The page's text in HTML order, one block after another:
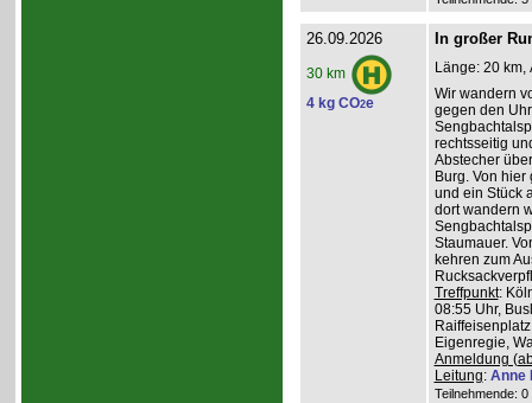
26.09.2026
30 km
4 kg CO2e
In großer
Länge: 20 km,
Wir wandern
gegen den
rechtsseitig
Abstecher
Burg. Von
und ein Stück
dort wandern
Staumauer.
kehren zum
Treffpunkt:
08:55 Uhr,
Eigenregie,
Anmeldung
Leitung: Anne
Teilnehmende: